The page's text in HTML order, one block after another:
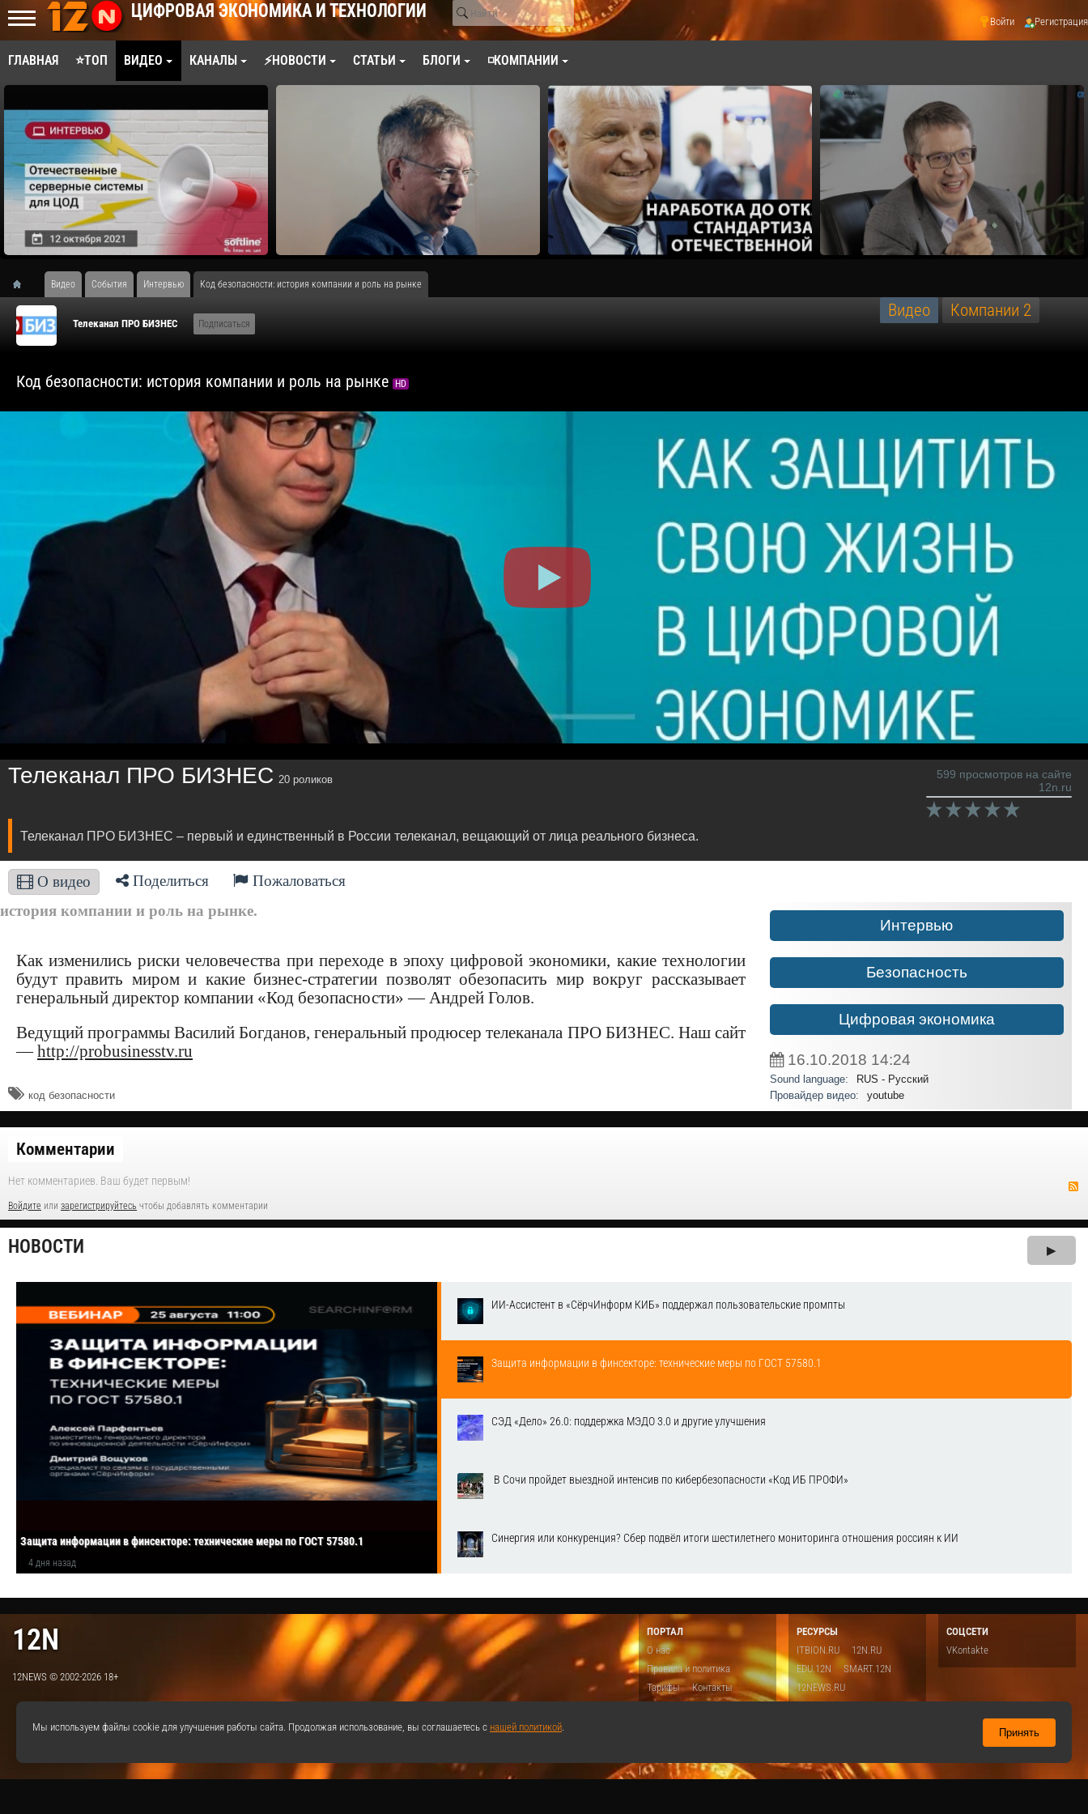
ЦИФРОВАЯ ЭКОНОМИКА И ТЕХНОЛОГИИ Войти Регистрация
ГЛАВНАЯ ⭐ТОП ВИДЕО КАНАЛЫ ⚡НОВОСТИ СТАТЬИ БЛОГИ ◽КОМПАНИИ
Видео События Интервью Код безопасности: история компании и роль на рынке
Телеканал ПРО БИЗНЕС Подписаться
Видео Компании 2
Код безопасности: история компании и роль на рынке HD
Телеканал ПРО БИЗНЕС 20 роликов
599 просмотров на сайте
12n.ru
Телеканал ПРО БИЗНЕС – первый и единственный в России телеканал, вещающий от лица реального бизнеса.
О видео Поделиться
Пожаловаться
история компании и роль на рынке.
Как изменились риски человечества при переходе в эпоху цифровой экономики, какие технологии
будут править миром и какие бизнес-стратегии позволят обезопасить мир вокруг рассказывает
генеральный директор компании «Код безопасности» — Андрей Голов.
Ведущий программы Василий Богданов, генеральный продюсер телеканала ПРО БИЗНЕС. Наш сайт
—http://probusinesstv.ru
код безопасности
Интервью
Безопасность
Цифровая экономика
16.10.2018 14:24
Sound language:
RUS - Русский
Провайдер видео:
youtube
Комментарии
Нет комментариев. Ваш будет первым!
Войдите или зарегистрируйтесь чтобы добавлять комментарии
НОВОСТИ ▶
Защита информации в финсекторе: технические меры по ГОСТ 57580.1
4 дня назад
ИИ-Ассистент в «СёрчИнформ КИБ» поддержал пользовательские промпты
Защита информации в финсекторе: технические меры по ГОСТ 57580.1
СЭД «Дело» 26.0: поддержка МЭДО 3.0 и другие улучшения
​ В Сочи пройдет выездной интенсив по кибербезопасности «Код ИБ ПРОФИ»
Синергия или конкуренция? Сбер подвёл итоги шестилетнего мониторинга отношения россиян к ИИ
12N
12NEWS © 2002-2026 18+
ПОРТАЛ
О нас
Правила и политика
Тарифы
Контакты
РЕСУРСЫ
ITBION.RU
12N.RU
EDU.12N
SMART.12N
12NEWS.RU
СОЦСЕТИ
VKontakte
|
Мы используем файлы cookie для улучшения работы сайта. Продолжая использование, вы соглашаетесь с нашей политикой. Принять